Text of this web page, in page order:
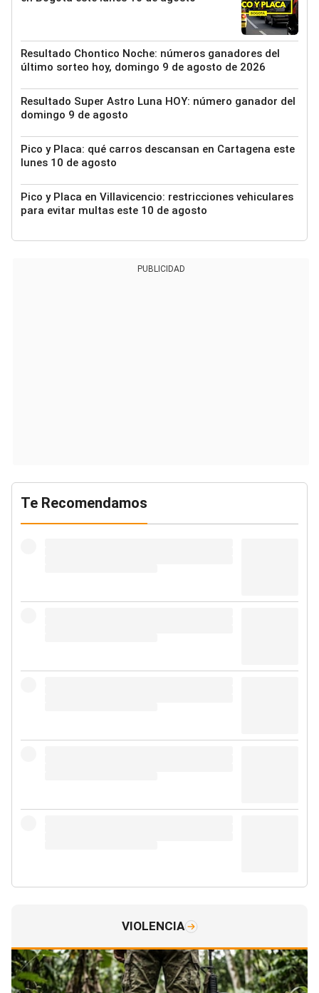
Resultado Chontico Noche: números ganadores del
último sorteo hoy, domingo 9 de agosto de 2026
Resultado Super Astro Luna HOY: número ganador del
domingo 9 de agosto
Pico y Placa: qué carros descansan en Cartagena este
lunes 10 de agosto
Pico y Placa en Villavicencio: restricciones vehiculares
para evitar multas este 10 de agosto
PUBLICIDAD
Te Recomendamos
VIOLENCIA